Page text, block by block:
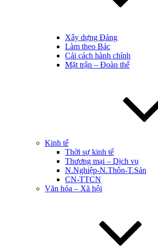
Xây dựng Đảng
Làm theo Bác
Cải cách hành chính
Mặt trận – Đoàn thể
Kinh tế
Thời sự kinh tế
Thương mại – Dịch vụ
N.Nghiệp-N.Thôn-T.Sản
CN-TTCN
Văn hóa – Xã hội